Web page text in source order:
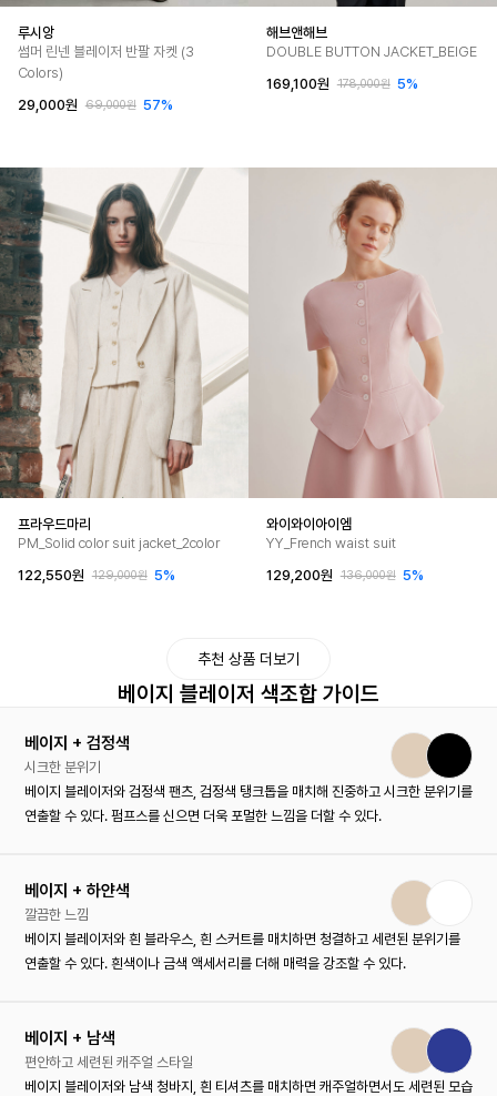
루시앙
썸머 린넨 블레이저 반팔 자켓 (3
Colors)
29,000원
69,000원 57%
해브앤해브
DOUBLE BUTTON JACKET_BEIGE
169,100원
178,000원 5%
프라우드마리
PM_Solid color suit jacket_2color
122,550원
129,000원 5%
와이와이아이엠
YY_French waist suit
129,200원
136,000원 5%
추천 상품 더보기
베이지 블레이저 색조합 가이드
베이지 + 검정색
시크한 분위기
베이지 블레이저와 검정색 팬츠, 검정색 탱크톱을 매치해 진중하고 시크한 분위기를
연출할 수 있다. 펌프스를 신으면 더욱 포멀한 느낌을 더할 수 있다.
베이지 + 하얀색
깔끔한 느낌
베이지 블레이저와 흰 블라우스, 흰 스커트를 매치하면 청결하고 세련된 분위기를
연출할 수 있다. 흰색이나 금색 액세서리를 더해 매력을 강조할 수 있다.
베이지 + 남색
편안하고 세련된 캐주얼 스타일
베이지 블레이저와 남색 청바지, 흰 티셔츠를 매치하면 캐주얼하면서도 세련된 모습